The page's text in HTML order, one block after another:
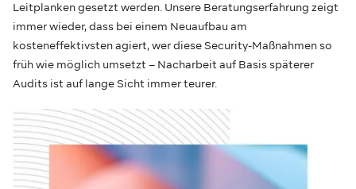
Leitplanken gesetzt werden. Unsere Beratungserfahrung zeigt
immer wieder, dass bei einem Neuaufbau am
kosteneffektivsten agiert, wer diese Security-Maßnahmen so
früh wie möglich umsetzt – Nacharbeit auf Basis späterer
Audits ist auf lange Sicht immer teurer.